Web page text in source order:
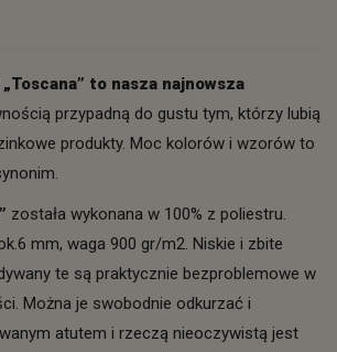
to nasza najnowsza
przypadną do gustu tym, którzy lubią
produkty. Moc kolorów i wzorów to
została wykonana w 100% z poliestru.
mm, waga 900 gr/m2. Niskie i zbite
te są praktycznie bezproblemowe w
Można je swobodnie odkurzać i
atutem i rzeczą nieoczywistą jest